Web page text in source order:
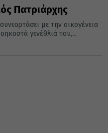
Πατριάρχης
με την οικογένεια
γενέθλιά του,...